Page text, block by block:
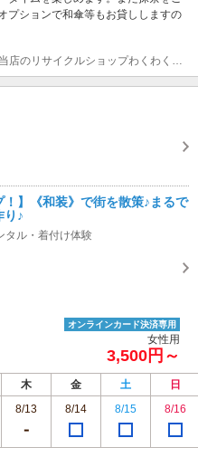
プションで和傘等もお貸ししますの
！】《和装》で街を散策♪まるで
り♪
タル・着付け体験
オンラインカード決済専用
女性用
3,500円～
木 金 土
日
8/13 8/14 8/15 8/16